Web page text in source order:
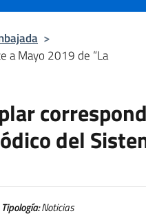
>
a Mayo 2019 de “La
del
Tipología:Noticias